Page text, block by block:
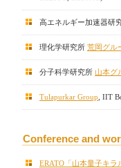
高エネルギー加速器研
理化学研究所 荒岡グル
分子科学研究所 山本グ
Tulapurkar Group, IIT
Conference and
ERATO「山本量子キラ